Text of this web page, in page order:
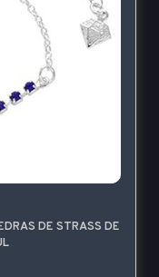
DE STRASS DE